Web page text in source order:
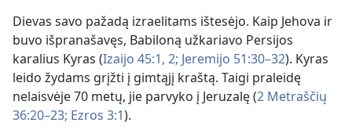
Dievas savo pažadą izraelitams ištesėjo. Kaip Jehova ir
buvo išpranašavęs, Babiloną užkariavo Persijos
karalius Kyras (Izaijo 45:1, 2; Jeremijo 51:30–32). Kyras
leido žydams grįžti į gimtąjį kraštą. Taigi praleidę
nelaisvėje 70 metų, jie parvyko į Jeruzalę (2 Metraščių
36:20–23; Ezros 3:1).